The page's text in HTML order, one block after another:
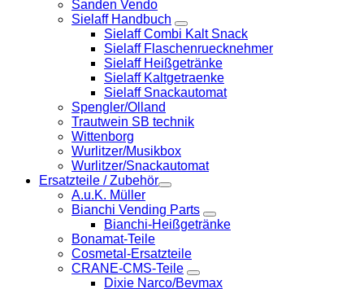
Sanden Vendo
Sielaff Handbuch
Sielaff Combi Kalt Snack
Sielaff Flaschenruecknehmer
Sielaff Heißgetränke
Sielaff Kaltgetraenke
Sielaff Snackautomat
Spengler/Olland
Trautwein SB technik
Wittenborg
Wurlitzer/Musikbox
Wurlitzer/Snackautomat
Ersatzteile / Zubehör
A.u.K. Müller
Bianchi Vending Parts
Bianchi-Heißgetränke
Bonamat-Teile
Cosmetal-Ersatzteile
CRANE-CMS-Teile
Dixie Narco/Bevmax